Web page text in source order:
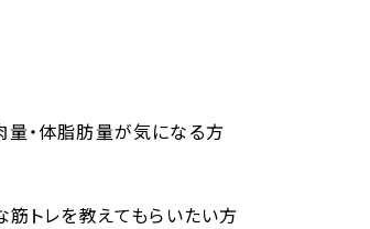
・体脂肪量が気になる方
トレを教えてもらいたい方